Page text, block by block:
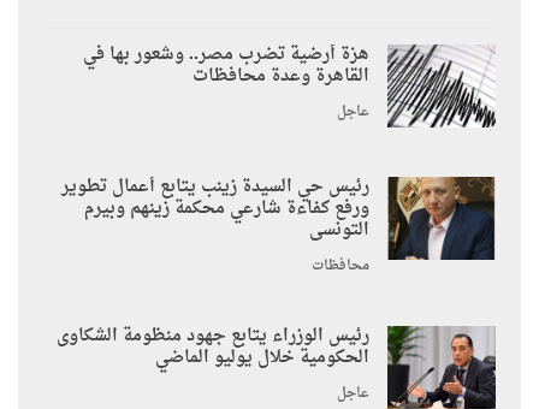
هزة أرضية تضرب مصر.. وشعور بها في
القاهرة وعدة محافظات
عاجل
رئيس حي السيدة زينب يتابع أعمال تطوير
ورفع كفاءة شارعي محكمة زينهم وبيرم
التونسى
محافظات
رئيس الوزراء يتابع جهود منظومة الشكاوى
الحكومية خلال يوليو الماضي
عاجل